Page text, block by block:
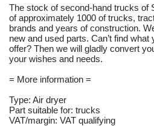
The stock of second-hand trucks of
of approximately 1000 of trucks,
brands and years of construction.
new and used parts. Can’t find
offer? Then we will gladly convert
your wishes and needs.
= More information =
Type: Air dryer
Part suitable for: trucks
VAT/margin: VAT qualifying